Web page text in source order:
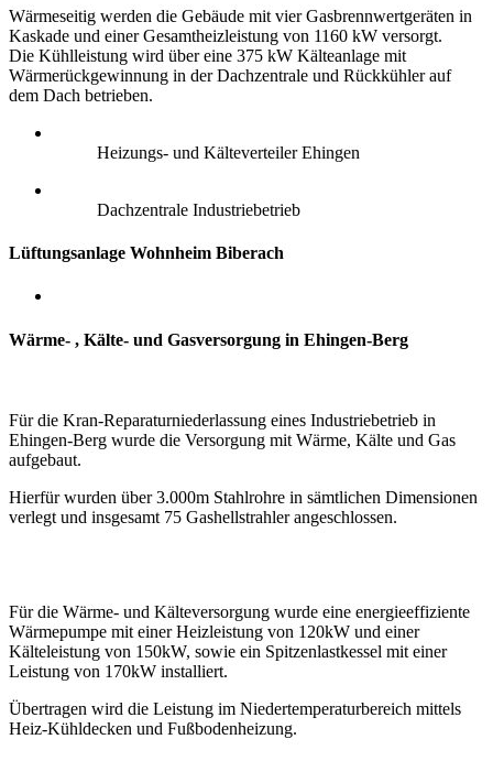
Wärmeseitig werden die Gebäude mit vier Gasbrennwertgeräten in
Kaskade und einer Gesamtheizleistung von 1160 kW versorgt.
Die Kühlleistung wird über eine 375 kW Kälteanlage mit
Wärmerückgewinnung in der Dachzentrale und Rückkühler auf
dem Dach betrieben.
Heizungs- und Kälteverteiler Ehingen
Dachzentrale Industriebetrieb
Lüftungsanlage Wohnheim Biberach
Wärme- , Kälte- und Gasversorgung in Ehingen-Berg
Für die Kran-Reparaturniederlassung eines Industriebetrieb in
Ehingen-Berg wurde die Versorgung mit Wärme, Kälte und Gas
aufgebaut.
Hierfür wurden über 3.000m Stahlrohre in sämtlichen Dimensionen
verlegt und insgesamt 75 Gashellstrahler angeschlossen.
Für die Wärme- und Kälteversorgung wurde eine energieeffiziente
Wärmepumpe mit einer Heizleistung von 120kW und einer
Kälteleistung von 150kW, sowie ein Spitzenlastkessel mit einer
Leistung von 170kW installiert.
Übertragen wird die Leistung im Niedertemperaturbereich mittels
Heiz-Kühldecken und Fußbodenheizung.